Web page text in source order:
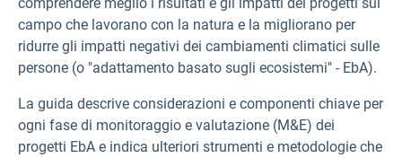
campo che lavorano con la natura e la migliorano per
ridurre gli impatti negativi dei cambiamenti climatici sulle
persone (o "adattamento basato sugli ecosistemi" - EbA).
La guida descrive considerazioni e componenti chiave per
ogni fase di monitoraggio e valutazione (M&E) dei
progetti EbA e indica ulteriori strumenti e metodologie che